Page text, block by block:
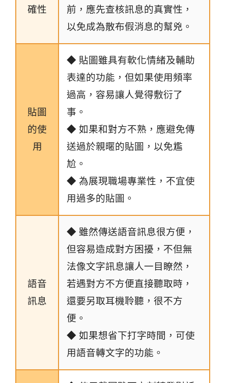
確性
前，應先查核訊息的真實性，
以免成為散布假消息的幫兇。
貼圖
的使
用
◆ 貼圖雖具有軟化情緒及輔助
表達的功能，但如果使用頻率
過高，容易讓人覺得敷衍了
事。
◆ 如果和對方不熟，應避免傳
送過於親暱的貼圖，以免尷
尬。
◆ 為展現職場專業性，不宜使
用過多的貼圖。
語音
訊息
◆ 雖然傳送語音訊息很方便，
但容易造成對方困擾，不但無
法像文字訊息讓人一目瞭然，
若遇對方不方便直接聽取時，
還要另取耳機聆聽，很不方
便。
◆ 如果想省下打字時間，可使
用語音轉文字的功能。